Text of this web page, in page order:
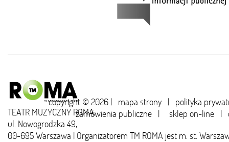
copyright © 2026 | mapa strony | polityka
zamówienia publiczne | sklep on-line |
TEATR MUZYCZNY ROMA,
ul. Nowogrodzka 49,
00-695 Warszawa | Organizatorem TM ROMA jest m. st.